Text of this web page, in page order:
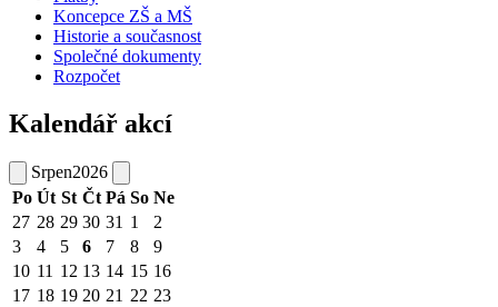
Koncepce ZŠ a MŠ
Historie a současnost
Společné dokumenty
Rozpočet
Kalendář akcí
Srpen2026
Po Út St Čt Pá So Ne
27 28 29 30 31 1
2
3
4 5 6 7 8
9
10 11 12 13 14 15 16
17 18 19 20 21 22 23